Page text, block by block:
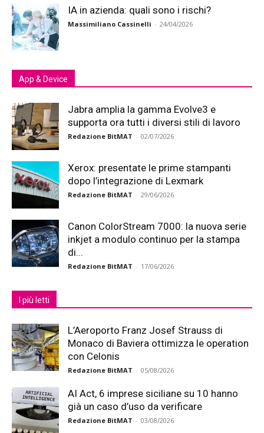
IA in azienda: quali sono i rischi?
Massimiliano Cassinelli - 24/04/2026
App & Device
Jabra amplia la gamma Evolve3 e
supporta ora tutti i diversi stili di lavoro
Redazione BitMAT - 02/07/2026
Xerox: presentate le prime stampanti
dopo l’integrazione di Lexmark
Redazione BitMAT - 29/06/2026
Canon ColorStream 7000: la nuova serie
inkjet a modulo continuo per la stampa
di...
Redazione BitMAT - 17/06/2026
I più letti
L’Aeroporto Franz Josef Strauss di
Monaco di Baviera ottimizza le operation
con Celonis
Redazione BitMAT - 05/08/2026
AI Act, 6 imprese siciliane su 10 hanno
già un caso d’uso da verificare
Redazione BitMAT - 03/08/2026